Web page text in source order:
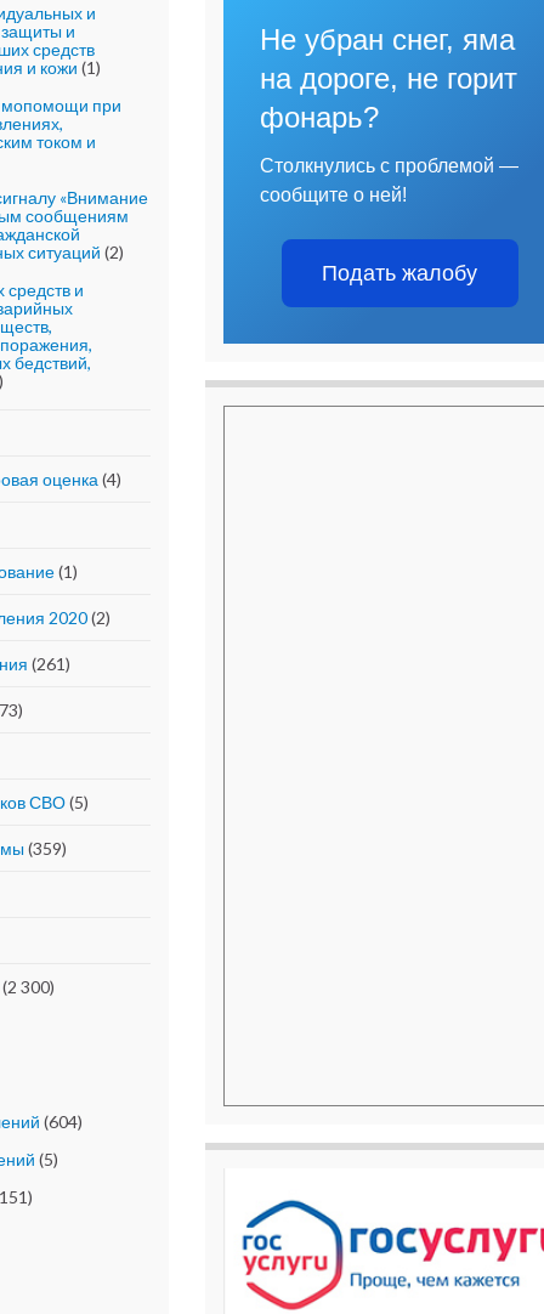
и
защиты и
средств
и кожи (1)
при
током и
«Внимание
сообщениям
ситуаций (2)
и
бедствий,
оценка (4)
(1)
2020(2)
(261)
СВО(5)
(359)
(2 300)
(604)
(5)
Не убран снег, яма
на дороге, не горит
фонарь?
Столкнулись с проблемой —
сообщите о ней!
Подать жалобу